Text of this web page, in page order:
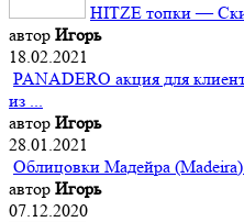
HITZE топки —
автор Игорь
18.02.2021
PANADERO акция для
из ...
автор Игорь
28.01.2021
Облицовки Мадейра
автор Игорь
07.12.2020